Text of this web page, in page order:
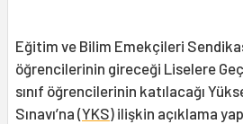
Eğitim ve Bilim Emekçileri
öğrencilerinin gireceği Liselere
sınıf öğrencilerinin katılacağı
Sınavı’na (YKS) ilişkin açıklama